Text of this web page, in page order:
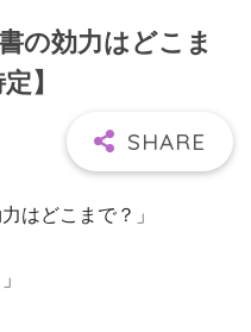
の効力はどこま
】
はどこまで？」